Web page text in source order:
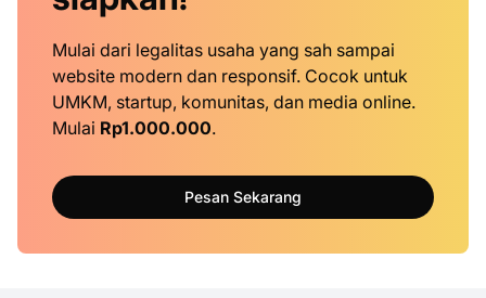
Mulai dari legalitas usaha yang sah sampai
website modern dan responsif. Cocok untuk
UMKM, startup, komunitas, dan media online.
Mulai Rp1.000.000.
Pesan Sekarang